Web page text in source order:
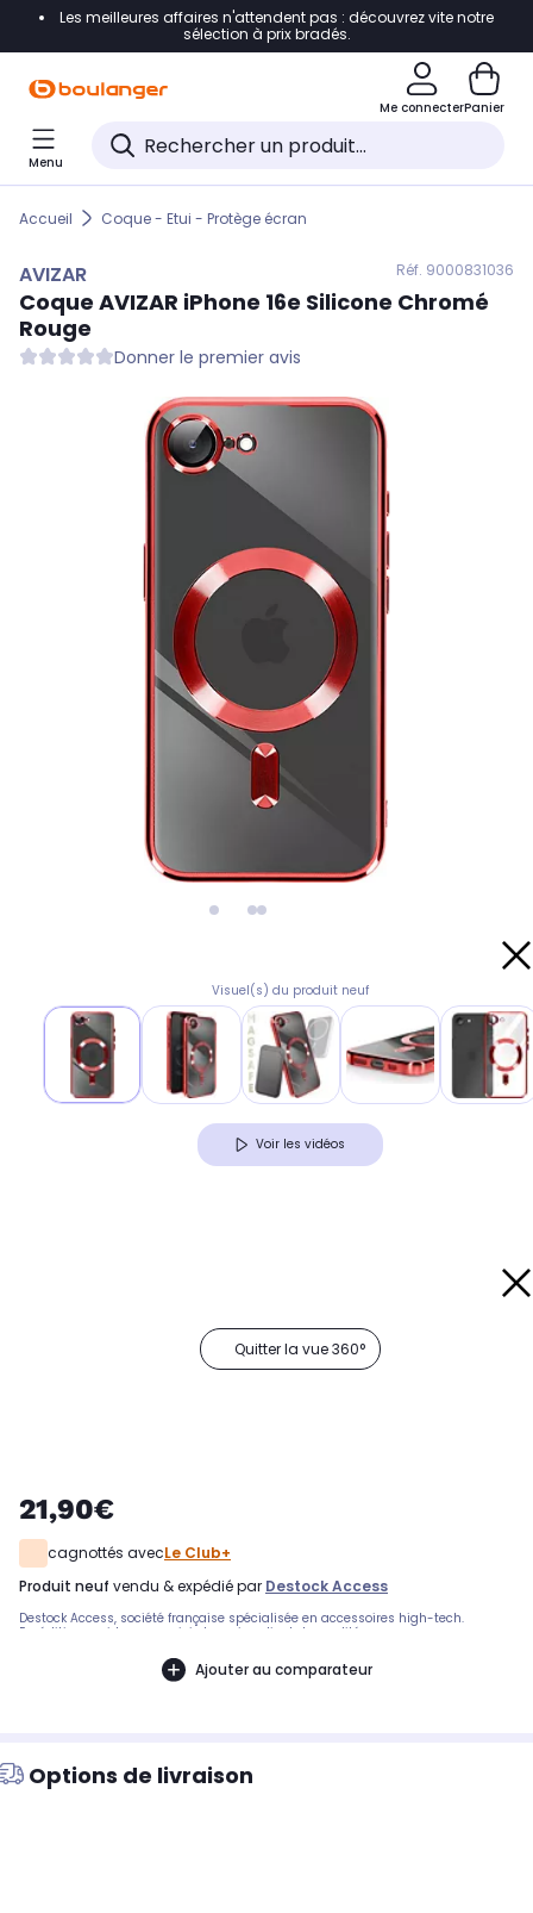
Accéder directement à la navigation
Accéder directement au pied de page
Accéder directement au chatbot
Les meilleures affaires n'attendent pas : découvrez vite notre
sélection à prix bradés.
Me connecterPanier
Menu
Accueil Coque - Etui - Protège écran
AVIZAR Réf. 9000831036
Coque AVIZAR iPhone 16e Silicone Chromé
Rouge
Donner le premier avis
Visuel(s) du produit neuf
Voir les vidéos
Quitter la vue 360°
21,90€
cagnottés avecLe Club+
produit neuf vendu & expédié par Destock Access
Destock Access, société française spécialisée en accessoires high-tech.
Expédition rapide avec suivi et service client de qualité.
Ajouter au comparateur
Options de livraison